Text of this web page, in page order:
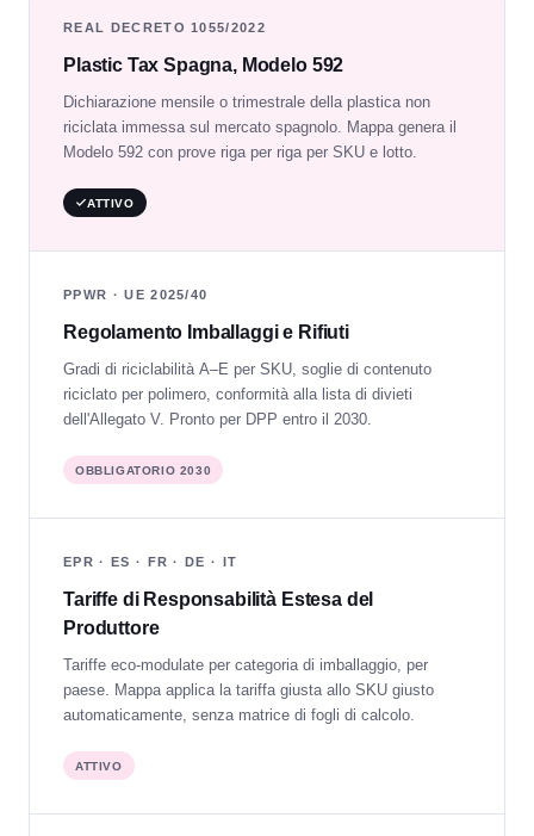
REAL DECRETO 1055/2022
Plastic Tax Spagna, Modelo 592
Dichiarazione mensile o trimestrale della plastica non
riciclata immessa sul mercato spagnolo. Mappa genera il
Modelo 592 con prove riga per riga per SKU e lotto.
ATTIVO
PPWR · UE 2025/40
Regolamento Imballaggi e Rifiuti
Gradi di riciclabilità A–E per SKU, soglie di contenuto
riciclato per polimero, conformità alla lista di divieti
dell'Allegato V. Pronto per DPP entro il 2030.
OBBLIGATORIO 2030
EPR · ES · FR · DE · IT
Tariffe di Responsabilità Estesa del
Produttore
Tariffe eco-modulate per categoria di imballaggio, per
paese. Mappa applica la tariffa giusta allo SKU giusto
automaticamente, senza matrice di fogli di calcolo.
ATTIVO